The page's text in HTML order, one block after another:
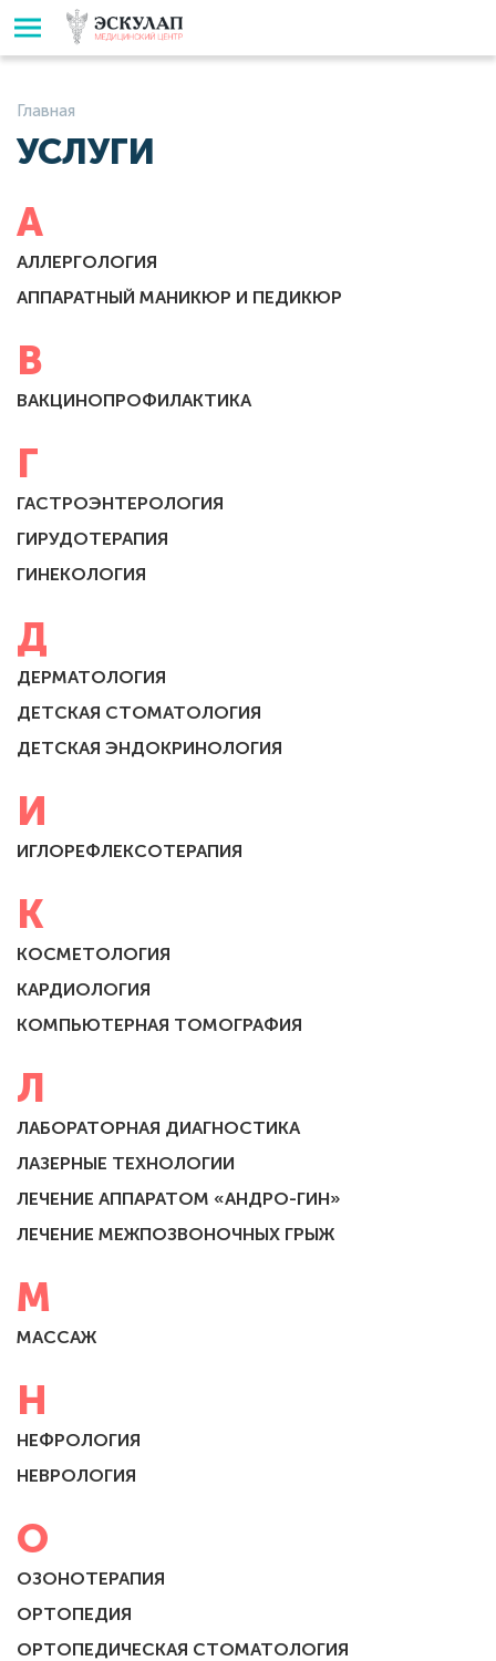
Главная
УСЛУГИ
А
АЛЛЕРГОЛОГИЯ
АППАРАТНЫЙ МАНИКЮР И ПЕДИКЮР
В
ВАКЦИНОПРОФИЛАКТИКА
Г
ГАСТРОЭНТЕРОЛОГИЯ
ГИРУДОТЕРАПИЯ
ГИНЕКОЛОГИЯ
Д
ДЕРМАТОЛОГИЯ
ДЕТСКАЯ СТОМАТОЛОГИЯ
ДЕТСКАЯ ЭНДОКРИНОЛОГИЯ
И
ИГЛОРЕФЛЕКСОТЕРАПИЯ
К
КОСМЕТОЛОГИЯ
КАРДИОЛОГИЯ
КОМПЬЮТЕРНАЯ ТОМОГРАФИЯ
Л
ЛАБОРАТОРНАЯ ДИАГНОСТИКА
ЛАЗЕРНЫЕ ТЕХНОЛОГИИ
ЛЕЧЕНИЕ АППАРАТОМ «АНДРО-ГИН»
ЛЕЧЕНИЕ МЕЖПОЗВОНОЧНЫХ ГРЫЖ
М
МАССАЖ
Н
НЕФРОЛОГИЯ
НЕВРОЛОГИЯ
О
ОЗОНОТЕРАПИЯ
ОРТОПЕДИЯ
ОРТОПЕДИЧЕСКАЯ СТОМАТОЛОГИЯ